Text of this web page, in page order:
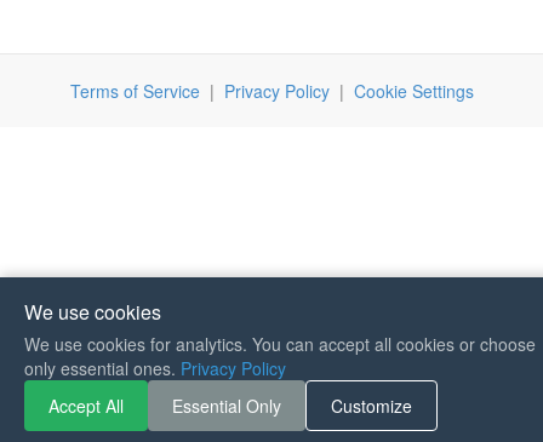
Terms of Service| Privacy Policy| Cookie Settings
We use cookies
We use cookies for analytics. You can accept all cookies or choose
only essential ones. Privacy Policy
Accept All
Essential Only Customize
If you like Guitar Songs, you
can buy me a coffee :)